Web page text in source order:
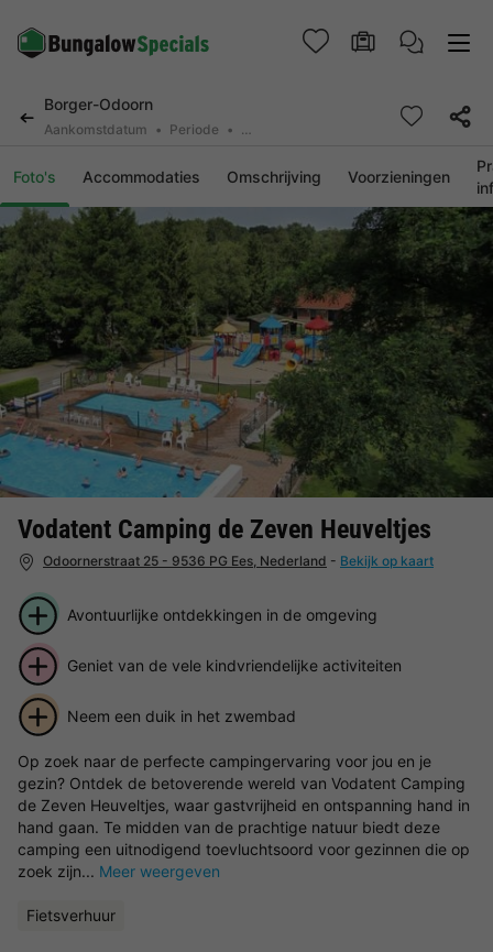
Borger-Odoorn
Aankomstdatum Periode 2 personen, 0 huisdier
Foto's Accommodaties Omschrijving Voorzieningen
Vodatent Camping de Zeven Heuveltjes
Odoornerstraat 25 - 9536 PG Ees, Nederland - Bekijk op kaart
Avontuurlijke ontdekkingen in de omgeving
Geniet van de vele kindvriendelijke activiteiten
Neem een duik in het zwembad
Op zoek naar de perfecte campingervaring voor jou en je
gezin? Ontdek de betoverende wereld van Vodatent Camping
de Zeven Heuveltjes, waar gastvrijheid en ontspanning hand in
hand gaan. Te midden van de prachtige natuur biedt deze
camping een uitnodigend toevluchtsoord voor gezinnen die op
zoek zijn... Meer weergeven
Fietsverhuur